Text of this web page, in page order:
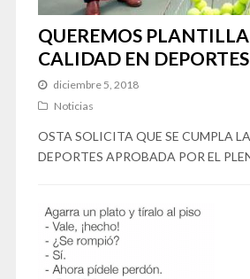
QUEREMOS
CALIDAD EN DEPORTES
diciembre 5, 2018
Noticias
OSTA SOLICITA QUE SE CUMPLA
DEPORTES APROBADA POR EL